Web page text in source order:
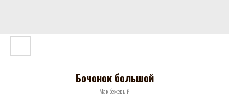
Бочонок большой
Мак бежевый